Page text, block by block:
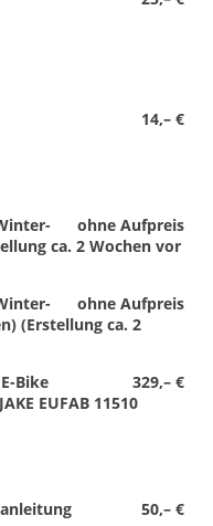
14,– €
ohne Aufpreis
ca. 2 Wochen vor
ohne Aufpreis
(Erstellung ca. 2
329,– €
Bike
EUFAB 11510
50,– €